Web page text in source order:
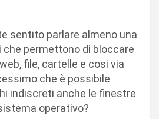
sentito parlare almeno una
permettono di bloccare
file, cartelle e cosi via
che è possibile
indiscreti anche le finestre
operativo?